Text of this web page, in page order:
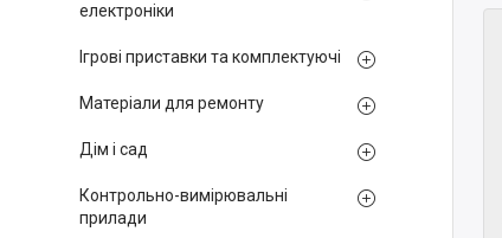
електроніки
Ігрові приставки та комплектуючі
Матеріали для ремонту
Дім і сад
Контрольно-вимірювальні
прилади